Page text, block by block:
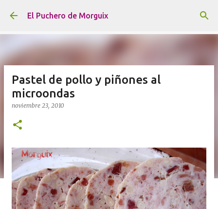
Ir al contenido principal
El Puchero de Morguix
Pastel de pollo y piñones al
microondas
noviembre 23, 2010